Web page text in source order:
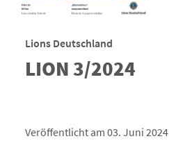
Lions Deutschland
LION 3/2024
Veröffentlicht am 03. Juni 2024